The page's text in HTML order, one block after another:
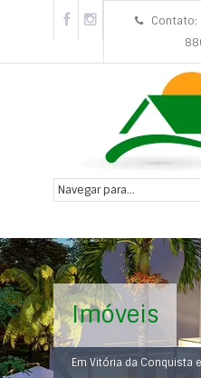
Imóveis
Em Vitória da Conquista